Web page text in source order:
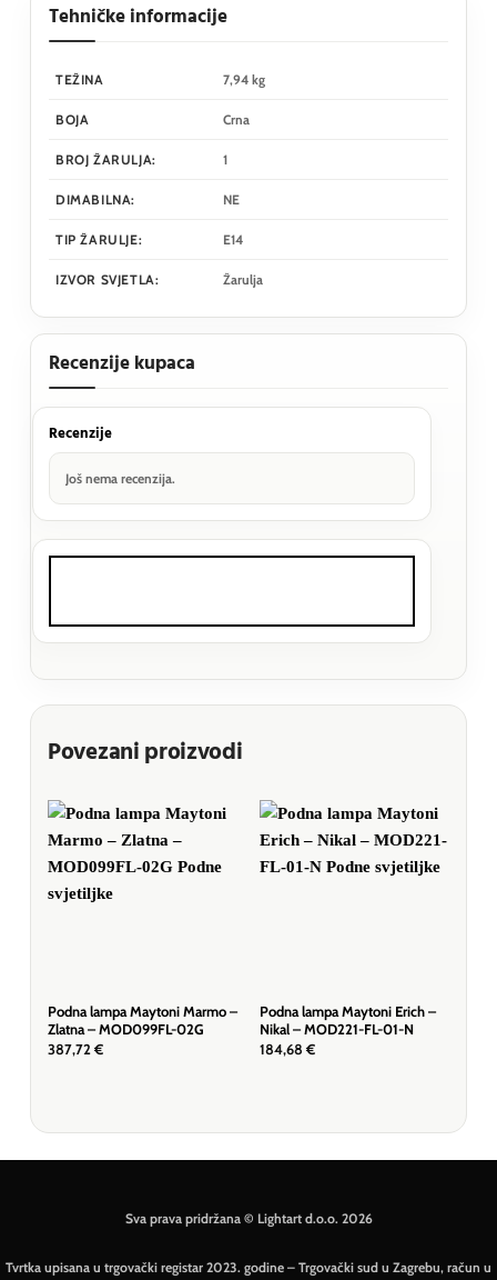
Tehničke informacije
TEŽINA 7,94 kg
BOJA Crna
BROJ ŽARULJA: 1
DIMABILNA: NE
TIP ŽARULJE: E14
IZVOR SVJETLA: Žarulja
Recenzije kupaca
Recenzije
Još nema recenzija.
Povezani proizvodi
Podna lampa Maytoni Marmo –
Zlatna – MOD099FL-02G
387,72 €
Podna lampa Maytoni Erich –
Nikal – MOD221-FL-01-N
184,68 €
Sva prava pridržana © Lightart d.o.o. 2026
Tvrtka upisana u trgovački registar 2023. godine – Trgovački sud u Zagrebu, račun u